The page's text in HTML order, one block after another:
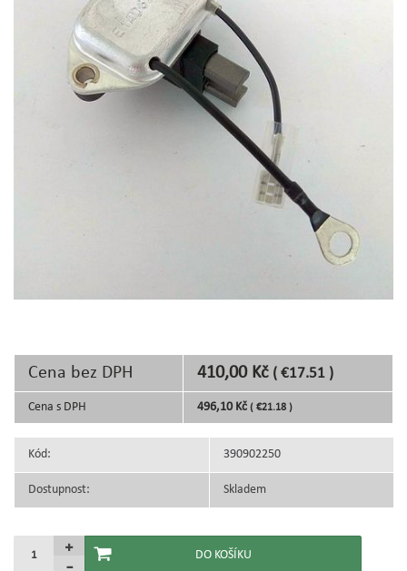
Cena bez DPH 410,00 Kč ( €17.51 )
Cena s DPH 496,10 Kč ( €21.18 )
Kód: 390902250
Dostupnost: Skladem